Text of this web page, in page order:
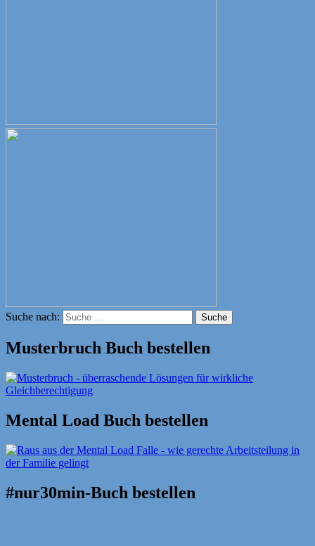
Suche nach: Suche
Musterbruch Buch bestellen
Mental Load Buch bestellen
#nur30min-Buch bestellen